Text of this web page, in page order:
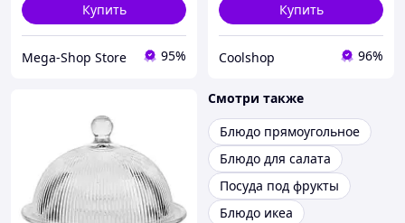
Купить
Mega-Shop Store 95%
Купить
Coolshop 96%
Смотри также
Блюдо прямоугольное
Блюдо для салата
Посуда под фрукты
Блюдо икеа